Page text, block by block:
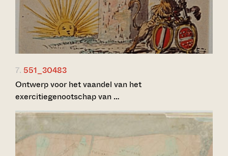
7. 551_30483
Ontwerp voor het vaandel van het
exercitiegenootschap van …